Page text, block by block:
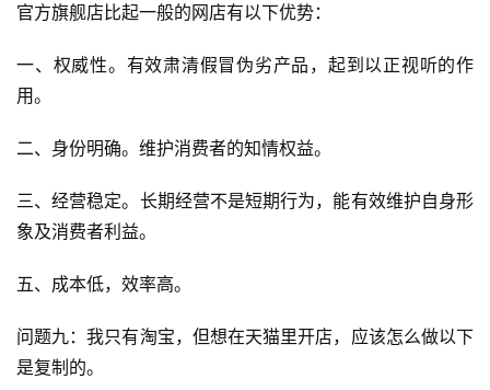
官方旗舰店比起一般的网店有以下优势：
一、权威性。有效肃清假冒伪劣产品，起到以正视听的作
用。
二、身份明确。维护消费者的知情权益。
三、经营稳定。长期经营不是短期行为，能有效维护自身形
象及消费者利益。
五、成本低，效率高。
问题九：我只有淘宝，但想在天猫里开店，应该怎么做以下
是复制的。